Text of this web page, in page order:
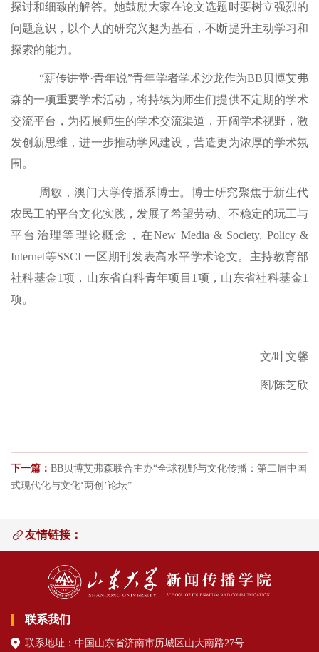
探讨和细致的解答。她鼓励大家在论文选题时要树立强烈的
问题意识，以个人的研究兴趣为基石，不断提升主动学习和
探索的能力。
“薪传讲堂·青年说”青年学者学术沙龙作为BB贝博艾弗
森的一项重要学术活动，将持续为师生们提供不定期的学术
交流平台，为拓展师生的学术交流渠道，开阔学术视野，激
发创新思维，进一步推动学风建设，营造更为浓厚的学术氛
围。
周敏，澳门大学传播系博士。博士研究聚焦于新生代
农民工的平台文化实践，发展了希望劳动、不稳定的玩工与
平台治理等理论概念，在New Media & Society, Policy &
Internet等SSCI 一区期刊发表高水平学术论文。主持教育部
社科基金1项，山东省自科青年项目1项，山东省社科基金1
项。
文/叶文馨
图/陈芝欣
下一篇： BB贝博艾弗森联合主办“全球视野与文化传播：第二届中国
式现代化与文化‘两创’论坛”
友情链接：
联系我们
联系地址：中国山东省济南市历城区山大南路27号